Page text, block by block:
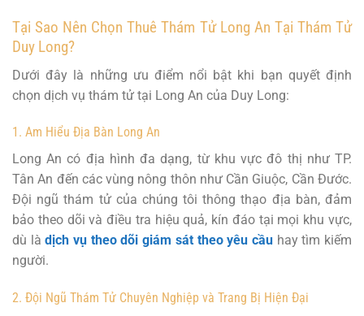
Tại Sao Nên Chọn Thuê Thám Tử Long An Tại Thám Tử
Duy Long?
Dưới đây là những ưu điểm nổi bật khi bạn quyết định
chọn dịch vụ thám tử tại Long An của Duy Long:
1. Am Hiểu Địa Bàn Long An
Long An có địa hình đa dạng, từ khu vực đô thị như TP.
Tân An đến các vùng nông thôn như Cần Giuộc, Cần Đước.
Đội ngũ thám tử của chúng tôi thông thạo địa bàn, đảm
bảo theo dõi và điều tra hiệu quả, kín đáo tại mọi khu vực,
dù làdịch vụ theo dõi giám sát theo yêu cầuhay tìm kiếm
người.
2. Đội Ngũ Thám Tử Chuyên Nghiệp và Trang Bị Hiện Đại